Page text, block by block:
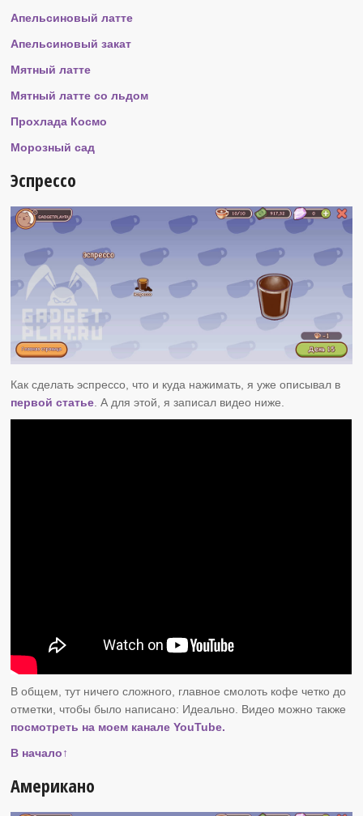
Апельсиновый латте
Апельсиновый закат
Мятный латте
Мятный латте со льдом
Прохлада Космо
Морозный сад
Эспрессо
Как сделать эспрессо, что и куда нажимать, я уже описывал в
первой статье . А для этой, я записал видео ниже.
В общем, тут ничего сложного, главное смолоть кофе четко до
отметки, чтобы было написано: Идеально. Видео можно также
посмотреть на моем канале YouTube.
В начало↑
Американо